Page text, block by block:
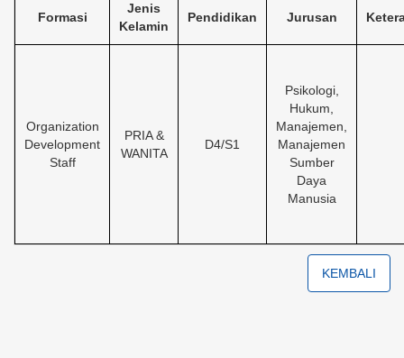
Formasi
Jenis
Kelamin
Pendidikan Jurusan
Organization
Development
Staff
PRIA &
WANITA
D4/S1
Psikologi,
Hukum,
Manajemen,
Manajemen
Sumber
Daya
Manusia
KEMBALI